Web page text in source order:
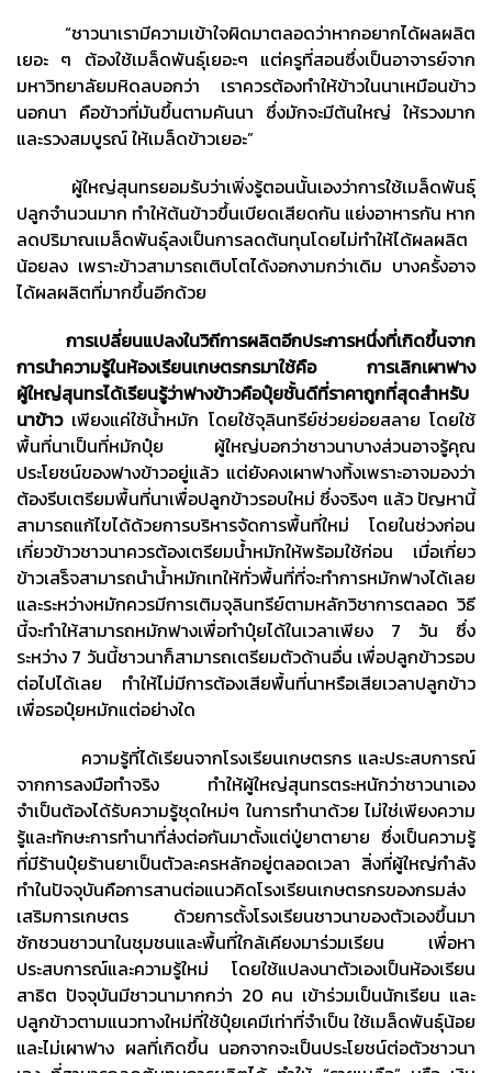
“ชาวนาเรามีความเข้าใจผิดมาตลอดว่าหากอยากได้ผลผลิต
เยอะ ๆ ต้องใช้เมล็ดพันธุ์เยอะๆ แต่ครูที่สอนซึ่งเป็นอาจารย์จาก
มหาวิทยาลัยมหิดลบอกว่า เราควรต้องทำให้ข้าวในนาเหมือนข้าว
นอกนา คือข้าวที่มันขึ้นตามคันนา ซึ่งมักจะมีต้นใหญ่ ให้รวงมาก
และรวงสมบูรณ์ ให้เมล็ดข้าวเยอะ”
ผู้ใหญ่สุนทรยอมรับว่าเพิ่งรู้ตอนนั้นเองว่าการใช้เมล็ดพันธุ์
ปลูกจำนวนมาก ทำให้ต้นข้าวขึ้นเบียดเสียดกัน แย่งอาหารกัน หาก
ลดปริมาณเมล็ดพันธุ์ลงเป็นการลดต้นทุนโดยไม่ทำให้ได้ผลผลิต
น้อยลง เพราะข้าวสามารถเติบโตได้งอกงามกว่าเดิม บางครั้งอาจ
ได้ผลผลิตที่มากขึ้นอีกด้วย
การเปลี่ยนแปลงในวิถีการผลิตอีกประการหนึ่งที่เกิดขึ้นจาก
การนำความรู้ในห้องเรียนเกษตรกรมาใช้คือ การเลิกเผาฟาง
ผู้ใหญ่สุนทรได้เรียนรู้ว่าฟางข้าวคือปุ๋ยชั้นดีที่ราคาถูกที่สุดสำหรับ
นาข้าวเพียงแค่ใช้น้ำหมัก โดยใช้จุลินทรีย์ช่วยย่อยสลาย โดยใช้
พื้นที่นาเป็นที่หมักปุ๋ย ผู้ใหญ่บอกว่าชาวนาบางส่วนอาจรู้คุณ
ประโยชน์ของฟางข้าวอยู่แล้ว แต่ยังคงเผาฟางทิ้งเพราะอาจมองว่า
ต้องรีบเตรียมพื้นที่นาเพื่อปลูกข้าวรอบใหม่ ซึ่งจริงๆ แล้ว ปัญหานี้
สามารถแก้ไขได้ด้วยการบริหารจัดการพื้นที่ใหม่ โดยในช่วงก่อน
เกี่ยวข้าวชาวนาควรต้องเตรียมน้ำหมักให้พร้อมใช้ก่อน เมื่อเกี่ยว
ข้าวเสร็จสามารถนำน้ำหมักเทให้ทั่วพื้นที่ที่จะทำการหมักฟางได้เลย
และระหว่างหมักควรมีการเติมจุลินทรีย์ตามหลักวิชาการตลอด วิธี
นี้จะทำให้สามารถหมักฟางเพื่อทำปุ๋ยได้ในเวลาเพียง 7 วัน ซึ่ง
ระหว่าง 7 วันนี้ชาวนาก็สามารถเตรียมตัวด้านอื่น เพื่อปลูกข้าวรอบ
ต่อไปได้เลย ทำให้ไม่มีการต้องเสียพื้นที่นาหรือเสียเวลาปลูกข้าว
เพื่อรอปุ๋ยหมักแต่อย่างใด
ความรู้ที่ได้เรียนจากโรงเรียนเกษตรกร และประสบการณ์
จากการลงมือทำจริง ทำให้ผู้ใหญ่สุนทรตระหนักว่าชาวนาเอง
จำเป็นต้องได้รับความรู้ชุดใหม่ๆ ในการทำนาด้วย ไม่ใช่เพียงความ
รู้และทักษะการทำนาที่ส่งต่อกันมาตั้งแต่ปู่ยาตายาย ซึ่งเป็นความรู้
ที่มีร้านปุ๋ยร้านยาเป็นตัวละครหลักอยู่ตลอดเวลา สิ่งที่ผู้ใหญ่กำลัง
ทำในปัจจุบันคือการสานต่อแนวคิดโรงเรียนเกษตรกรของกรมส่ง
เสริมการเกษตร ด้วยการตั้งโรงเรียนชาวนาของตัวเองขึ้นมา
ชักชวนชาวนาในชุมชนและพื้นที่ใกล้เคียงมาร่วมเรียน เพื่อหา
ประสบการณ์และความรู้ใหม่ โดยใช้แปลงนาตัวเองเป็นห้องเรียน
สาธิต ปัจจุบันมีชาวนามากกว่า 20 คน เข้าร่วมเป็นนักเรียน และ
ปลูกข้าวตามแนวทางใหม่ที่ใช้ปุ๋ยเคมีเท่าที่จำเป็น ใช้เมล็ดพันธุ์น้อย
และไม่เผาฟาง ผลที่เกิดขึ้น นอกจากจะเป็นประโยชน์ต่อตัวชาวนา